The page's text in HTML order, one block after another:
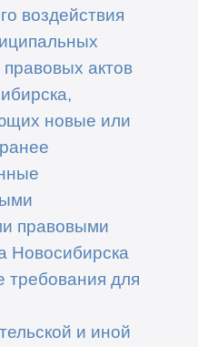
воздействия
актов
новые или
правовыми
Новосибирска
требования для
и иной